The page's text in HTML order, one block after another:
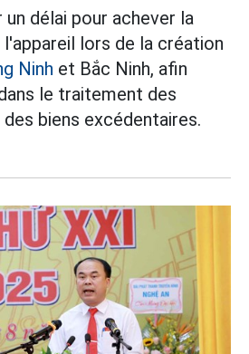
délai pour achever la
lors de la création
Ninh et Bắc Ninh, afin
le traitement des
biens excédentaires.